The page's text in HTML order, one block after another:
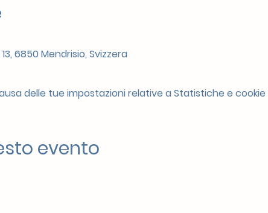
6850 Mendrisio, Svizzera
delle tue impostazioni relative a Statistiche e cookie
evento